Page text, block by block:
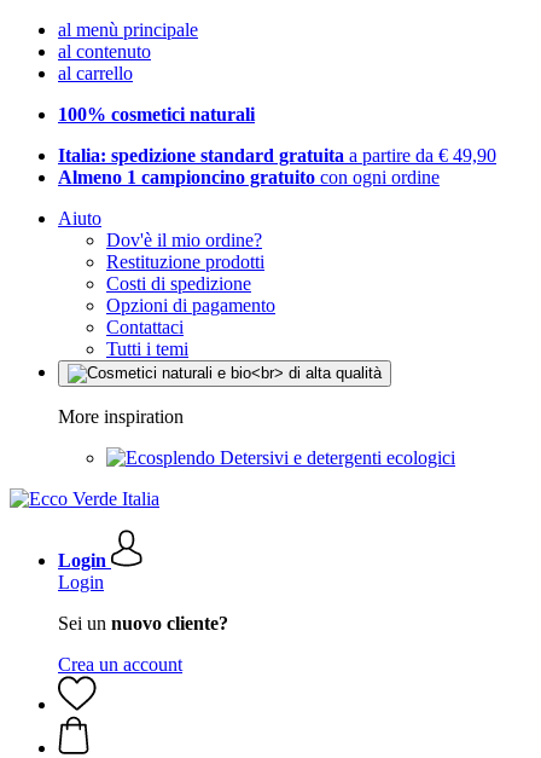
al menù principale
al contenuto
al carrello
100% cosmetici naturali
Italia: spedizione standard gratuita a partire da € 49,90
Almeno 1 campioncino gratuito con ogni ordine
Aiuto
Dov'è il mio ordine?
Restituzione prodotti
Costi di spedizione
Opzioni di pagamento
Contattaci
Tutti i temi
More inspiration
Detersivi e detergenti ecologici
Login
Login
Sei un nuovo cliente?
Crea un account